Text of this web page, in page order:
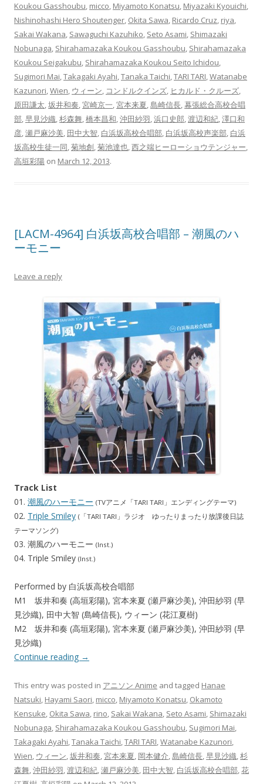
Koukou Gasshoubu, micco, Miyamoto Konatsu, Miyazaki Kyouichi,
Nishinohashi Hero Shoutenger, Okita Sawa, Ricardo Cruz, riya,
Sakai Wakana, Sawaguchi Kazuhiko, Seto Asami, Shimazaki
Nobunaga, Shirahamazaka Koukou Gasshoubu, Shirahamazaka
Koukou Seigakubu, Shirahamazaka Koukou Seito Ichidou,
Sugimori Mai,Takagaki Ayahi,Tanaka Taichi,TARI TARI,Watanabe
Kazunori,Wien, ウィーン, コンドルクインズ, ヒカルド・クルーズ,
原田謙太,坂井和奏,宮崎京一,宮本来夏,島崎信長,幕張総合高校合唱
部,早見沙織,杉森舞,橋本昌和,沖田紗羽,浜口史郎,渡辺和紀,澤口和
彦,瀬戸麻沙美, 田中大智, 白浜坂高校合唱部, 白浜坂高校声楽部, 白浜
坂高校生徒一同,菊地創,菊池達也,西之端ヒーローショウテンジャー,
高垣彩陽 on March 12, 2013.
[LACM-4964] 白浜坂高校合唱部 – 潮風のハ
ーモニー
Leave a reply
Track List
01. 潮風のハーモニー (TVアニメ「TARI TARI」エンディングテーマ)
02. Triple Smiley (「TARI TARI」ラジオ ゆったりまったり放課後日誌
テーマソング)
03. 潮風のハーモニー (Inst.)
04. Triple Smiley (Inst.)
Performed by 白浜坂高校合唱部
M1 坂井和奏 (高垣彩陽), 宮本来夏 (瀬戸麻沙美), 沖田紗羽 (早
見沙織), 田中大智 (島崎信長), ウィーン (花江夏樹)
M2 坂井和奏 (高垣彩陽), 宮本来夏 (瀬戸麻沙美), 沖田紗羽 (早
見沙織)
Continue reading →
This entry was posted in アニソン Anime and tagged Hanae
Natsuki, Hayami Saori, micco, Miyamoto Konatsu, Okamoto
Kensuke, Okita Sawa, rino, Sakai Wakana, Seto Asami, Shimazaki
Nobunaga, Shirahamazaka Koukou Gasshoubu, Sugimori Mai,
Takagaki Ayahi,Tanaka Taichi,TARI TARI,Watanabe Kazunori,
Wien, ウィーン,坂井和奏,宮本来夏, 岡本健介,島崎信長,早見沙織,杉
森舞,沖田紗羽,渡辺和紀,瀬戸麻沙美, 田中大智, 白浜坂高校合唱部,花